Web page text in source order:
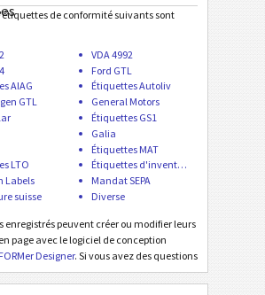
de conformité suivants sont
VDA 4992
Ford GTL
AIAG
Étiquettes Autoliv
GTL
General Motors
Étiquettes GS1
Galia
Étiquettes MAT
LTO
Étiquettes d'inventaire
Labels
Mandat SEPA
suisse
Diverse
enregistrés peuvent créer ou modifier leurs
page avec le logiciel de conception
Designer. Si vous avez des questions
une création d'étiquette spéciale,
. Les motifs d'étiquettes d'intérêt